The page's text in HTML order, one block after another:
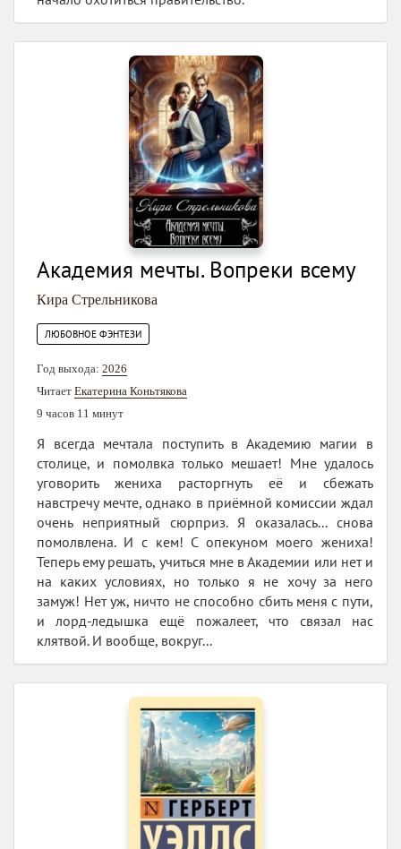
Академия мечты. Вопреки всему
Кира Стрельникова
ЛЮБОВНОЕ ФЭНТЕЗИ
Год выхода: 2026
Читает Екатерина Коньтякова
9 часов 11 минут
Я всегда мечтала поступить в Академию магии в
столице, и помолвка только мешает! Мне удалось
уговорить жениха расторгнуть её и сбежать
навстречу мечте, однако в приёмной комиссии ждал
очень неприятный сюрприз. Я оказалась... снова
помолвлена. И с кем! С опекуном моего жениха!
Теперь ему решать, учиться мне в Академии или нет и
на каких условиях, но только я не хочу за него
замуж! Нет уж, ничто не способно сбить меня с пути,
и лорд-ледышка ещё пожалеет, что связал нас
клятвой. И вообще, вокруг...